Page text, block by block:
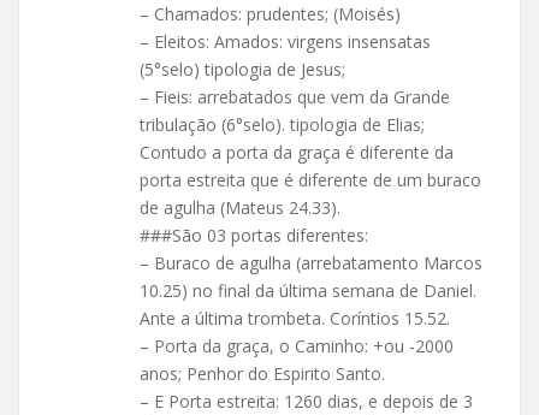
– Chamados: prudentes; (Moisés)
– Eleitos: Amados: virgens insensatas
(5°selo) tipologia de Jesus;
– Fieis: arrebatados que vem da Grande
tribulação (6°selo). tipologia de Elias;
Contudo a porta da graça é diferente da
porta estreita que é diferente de um buraco
de agulha (Mateus 24.33).
###São 03 portas diferentes:
– Buraco de agulha (arrebatamento Marcos
10.25) no final da última semana de Daniel.
Ante a última trombeta. Coríntios 15.52.
– Porta da graça, o Caminho: +ou -2000
anos; Penhor do Espirito Santo.
– E Porta estreita: 1260 dias, e depois de 3